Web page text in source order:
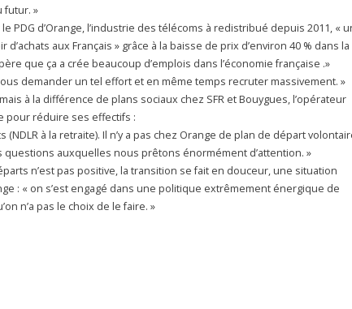
futur. »
PDG d’Orange, l’industrie des télécoms à redistribué depuis 2011, «
aux Français » grâce à la baisse de prix d’environ 40 % dans la
que ça a crée beaucoup d’emplois dans l’économie française .»
demander un tel effort et en même temps recruter massivement. »
à la différence de plans sociaux chez SFR et Bouygues, l’opérateur
pour réduire ses effectifs :
à la retraite). Il n’y a pas chez Orange de plan de départ
auxquelles nous prêtons énormément d’attention. »
n’est pas positive, la transition se fait en douceur, une situation
: « on s’est engagé dans une politique extrêmement énergique de
n’a pas le choix de le faire. »